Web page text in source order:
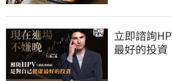
立即諮詢
最好的投資